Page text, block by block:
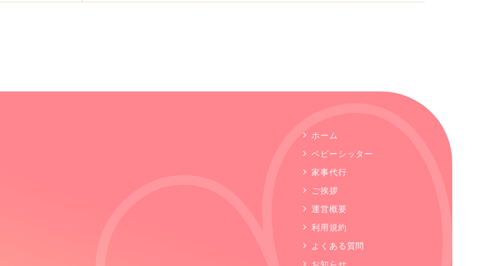
ホーム
ベビーシッター
家事代行
ご挨拶
運営概要
利用規約
よくある質問
お知らせ